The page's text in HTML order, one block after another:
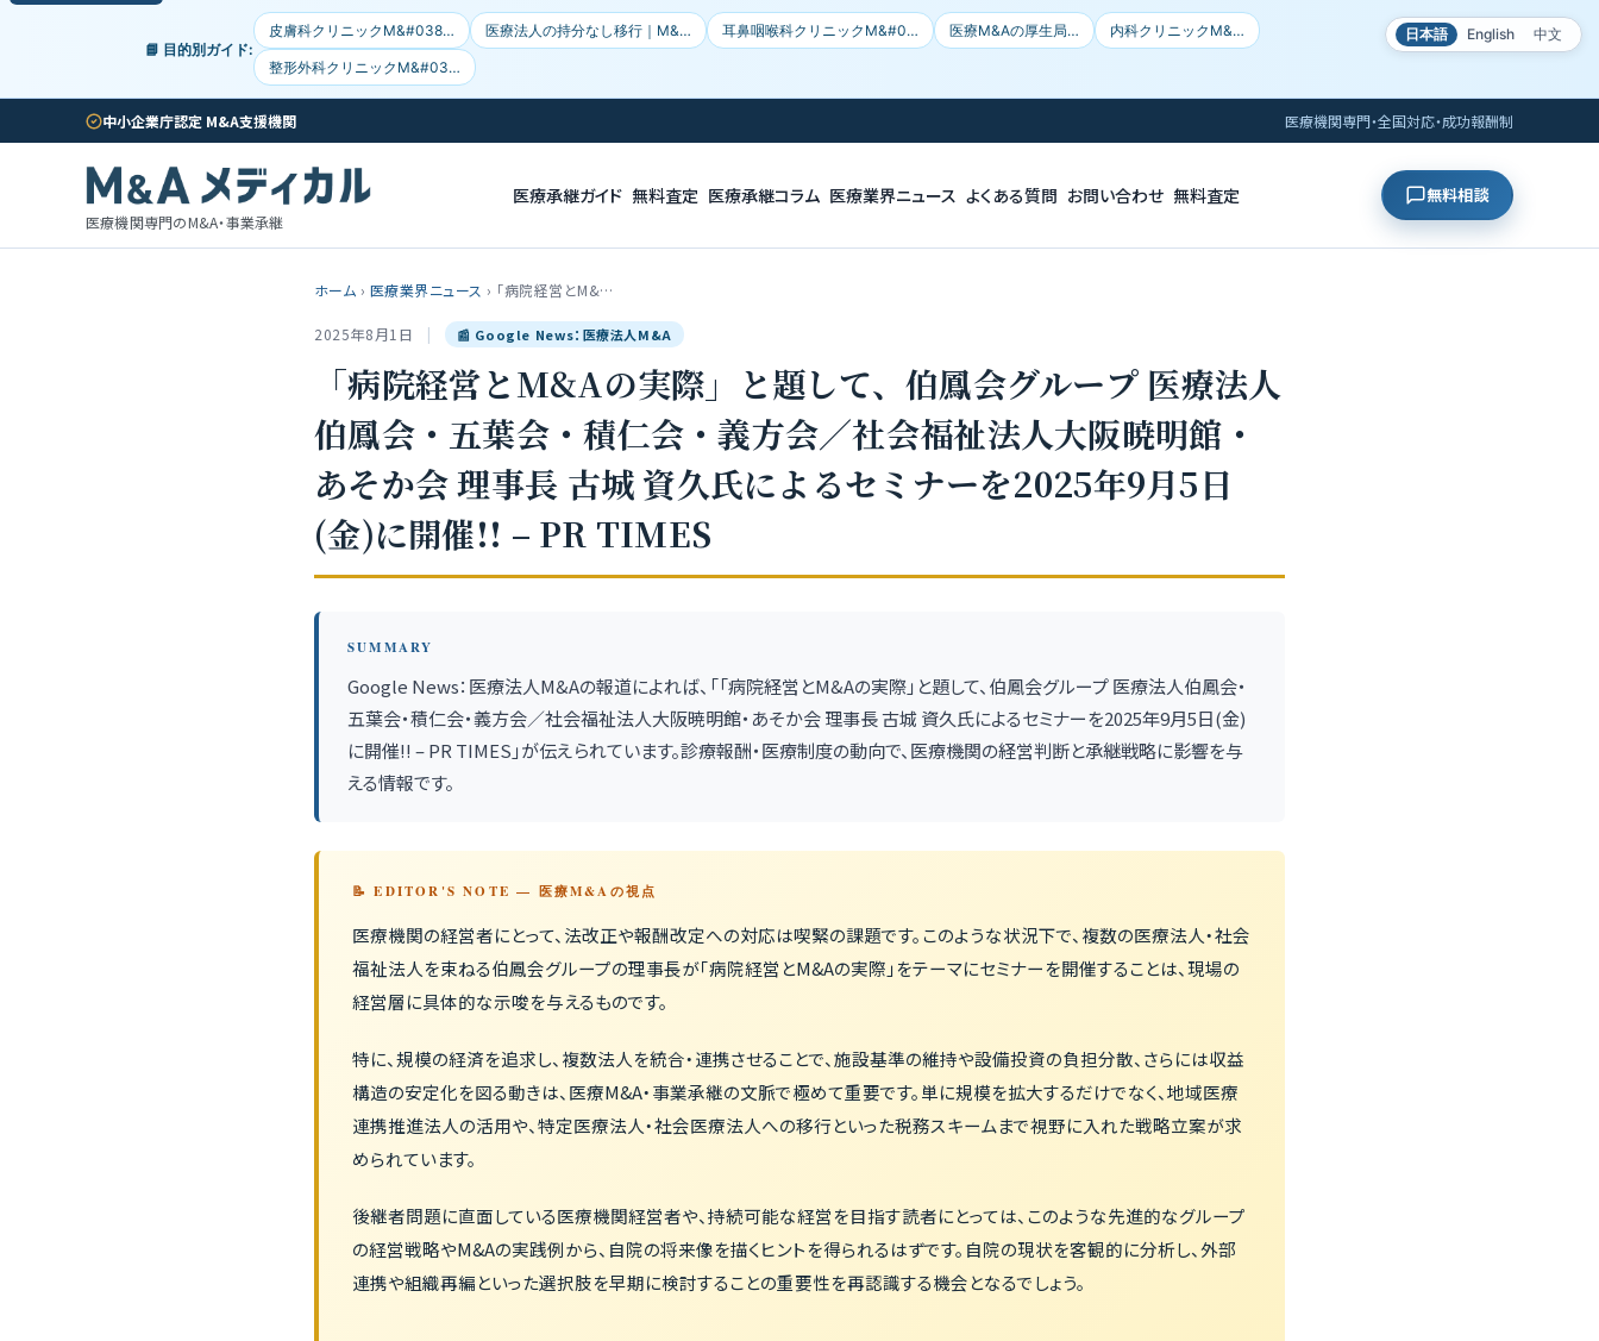
日本語 English
中文
📘 目的別ガイド:
皮膚科クリニックM&#038… 医療法人の持分なし移行｜M&… 耳鼻咽喉科クリニックM&#0… 医療M&Aの厚生局… 内科クリニックM&…
整形外科クリニックM&#03…
中小企業庁認定 M&A支援機関 医療機関専門・全国対応・成功報酬制
医療機関専門のM&A・事業承継
医療承継ガイド 無料査定 医療承継コラム 医療業界ニュース よくある質問 お問い合わせ 無料査定 無料相談
ホーム › 医療業界ニュース › 「病院経営とM&…
2025年8月1日 | 📰 Google News：医療法人M&A
「病院経営とM&Aの実際」と題して、伯鳳会グループ 医療法人
伯鳳会・五葉会・積仁会・義方会／社会福祉法人大阪暁明館・
あそか会 理事長 古城 資久氏によるセミナーを2025年9月5日
(金)に開催!! – PR TIMES
SUMMARY
Google News：医療法人M&Aの報道によれば、「「病院経営とM&Aの実際」と題して、伯鳳会グループ 医療法人伯鳳会・
五葉会・積仁会・義方会／社会福祉法人大阪暁明館・あそか会 理事長 古城 資久氏によるセミナーを2025年9月5日(金)
に開催!! – PR TIMES」が伝えられています。診療報酬・医療制度の動向で、医療機関の経営判断と承継戦略に影響を与
える情報です。
📝 EDITOR'S NOTE — 医療M&Aの視点
医療機関の経営者にとって、法改正や報酬改定への対応は喫緊の課題です。このような状況下で、複数の医療法人・社会
福祉法人を束ねる伯鳳会グループの理事長が「病院経営とM&Aの実際」をテーマにセミナーを開催することは、現場の
経営層に具体的な示唆を与えるものです。
特に、規模の経済を追求し、複数法人を統合・連携させることで、施設基準の維持や設備投資の負担分散、さらには収益
構造の安定化を図る動きは、医療M&A・事業承継の文脈で極めて重要です。単に規模を拡大するだけでなく、地域医療
連携推進法人の活用や、特定医療法人・社会医療法人への移行といった税務スキームまで視野に入れた戦略立案が求
められています。
後継者問題に直面している医療機関経営者や、持続可能な経営を目指す読者にとっては、このような先進的なグループ
の経営戦略やM&Aの実践例から、自院の将来像を描くヒントを得られるはずです。自院の現状を客観的に分析し、外部
連携や組織再編といった選択肢を早期に検討することの重要性を再認識する機会となるでしょう。